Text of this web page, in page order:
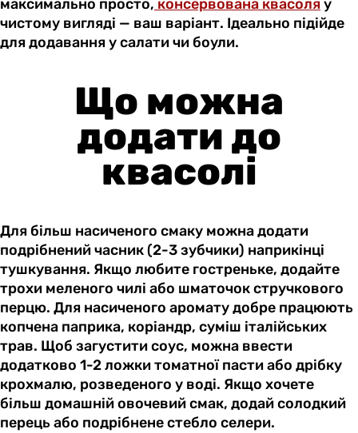
максимально просто, консервована квасоляу
чистому вигляді — ваш варіант. Ідеально підійде
для додавання у салати чи боули.
Що можна
додати до
квасолі
Для більш насиченого смаку можна додати
подрібнений часник (2-3 зубчики) наприкінці
тушкування. Якщо любите гостреньке, додайте
трохи меленого чилі або шматочок стручкового
перцю. Для насиченого аромату добре працюють
копчена паприка, коріандр, суміш італійських
трав. Щоб загустити соус, можна ввести
додатково 1-2 ложки томатної пасти або дрібку
крохмалю, розведеного у воді. Якщо хочете
більш домашній овочевий смак, додай солодкий
перець або подрібнене стебло селери.